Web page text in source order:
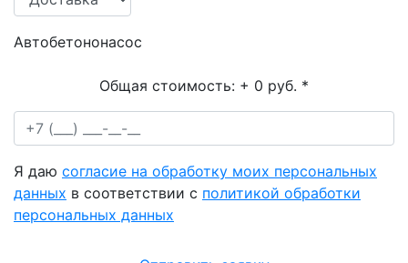
Автобетононасос
Общая стоимость: + 0 руб. *
Я даю согласие на обработку моих персональных
данных в соответствии с политикой обработки
персональных данных